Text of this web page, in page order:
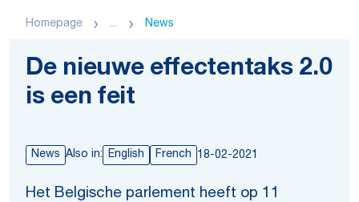
Homepage ... News
De nieuwe effectentaks 2.0
is een feit
News Also in: English French 18-02-2021
Het Belgische parlement heeft op 11